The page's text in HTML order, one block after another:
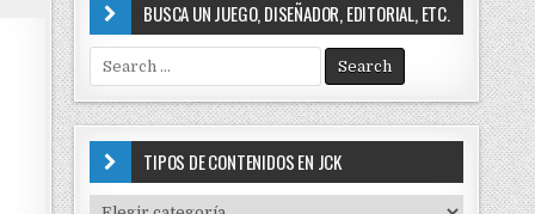
BUSCA UN JUEGO, DISEÑADOR, EDITORIAL, ETC.
e
a
r
TIPOS DE CONTENIDOS EN JCK